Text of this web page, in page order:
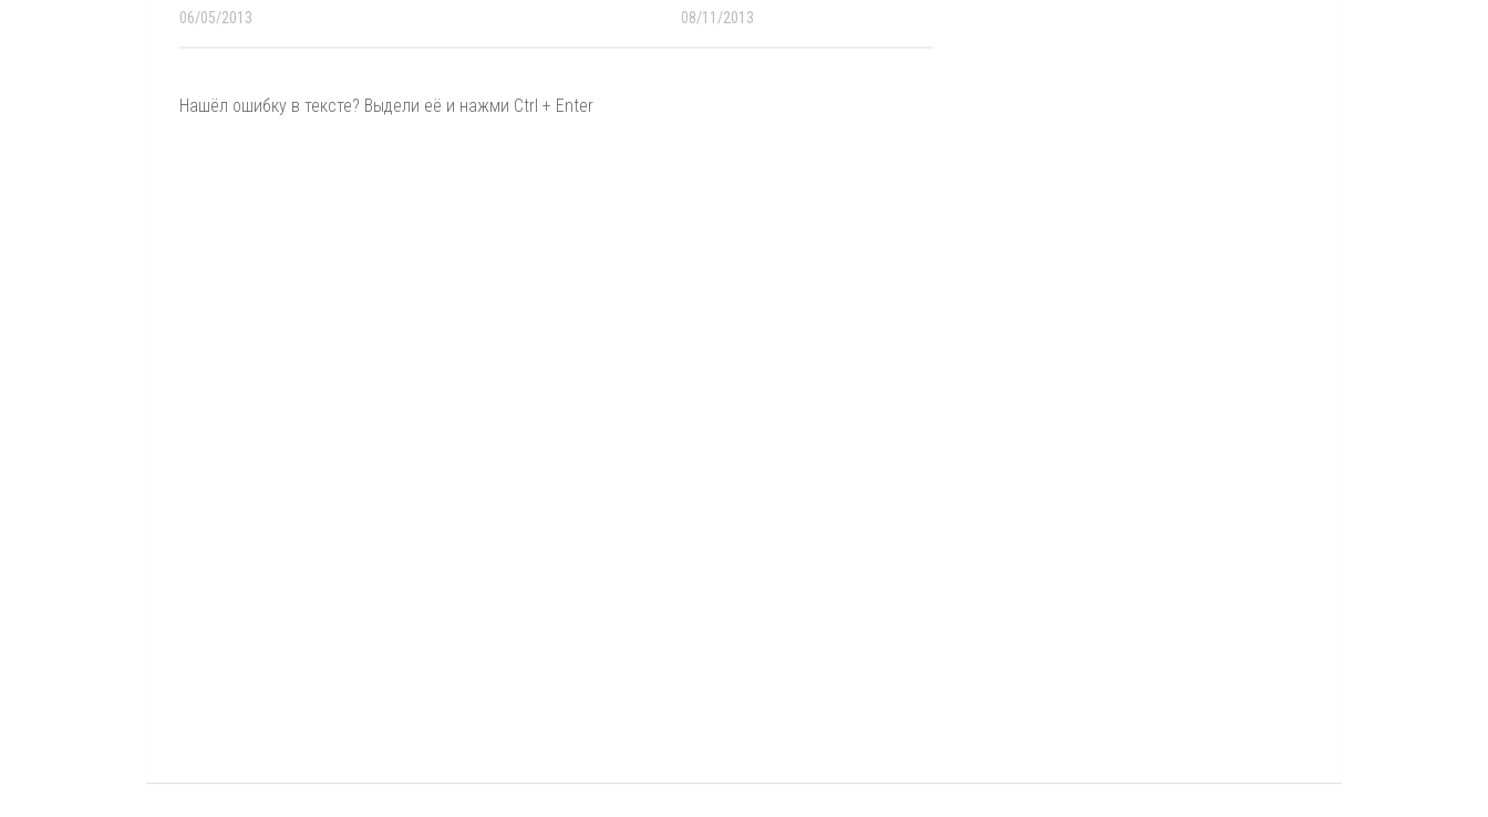
06/05/2013 08/11/2013
Нашёл ошибку в тексте? Выдели её и нажми Ctrl + Enter